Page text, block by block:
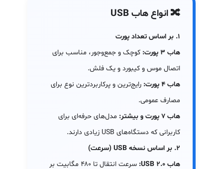
🔀 انواع هاب USB
۱. بر اساس تعداد پورت
هاب ۳ پورت:
کوچک و جمع‌وجور، مناسب برای
اتصال موس و کیبورد و یک فلش.
هاب ۴ پورت:
رایج‌ترین و پرکاربردترین نوع برای
مصارف عمومی.
هاب ۷ پورت و بیشتر:
مدل‌های حرفه‌ای برای
کاربرانی که دستگاه‌های USB زیادی دارند.
۲. بر اساس نسخه USB (سرعت)
هاب USB 2.0:
سرعت انتقال تا ۴۸۰ مگابیت بر